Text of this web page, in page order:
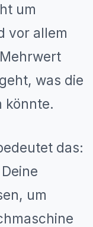
um
vor allem
was die
könnte.
das:
um